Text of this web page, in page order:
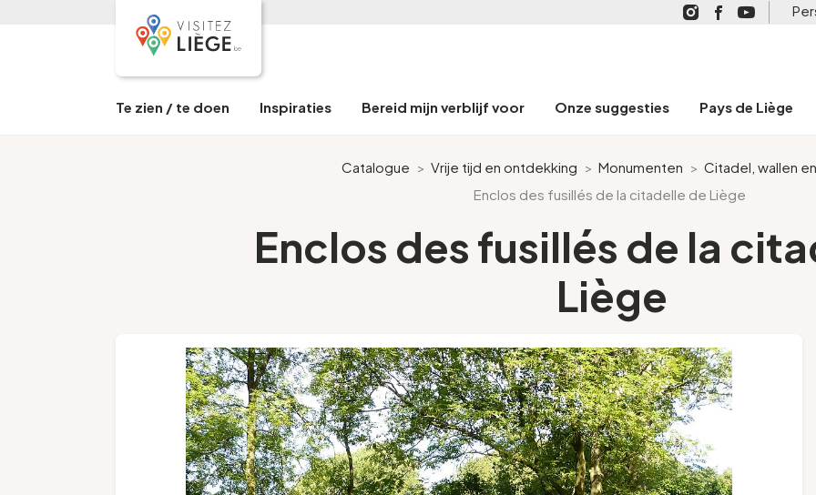
Te zien / te doen Inspiraties Bereid mijn verblijf voor Onze suggesties Pays de Liège
Catalogue > Vrije tijd en ontdekking > Monumenten > Citadel, wallen
Enclos des fusillés de la citadelle de Liège
Enclos des fusillés de la
Liège